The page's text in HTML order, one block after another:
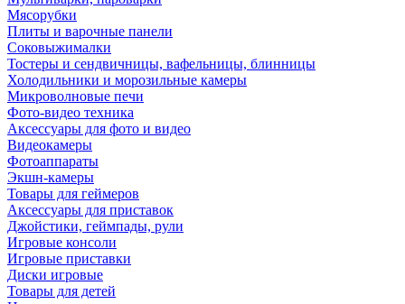
Мясорубки
Плиты и варочные панели
Соковыжималки
Тостеры и сендвичницы, вафельницы, блинницы
Холодильники и морозильные камеры
Микроволновые печи
Фото-видео техника
Аксессуары для фото и видео
Видеокамеры
Фотоаппараты
Экшн-камеры
Товары для геймеров
Аксессуары для приставок
Джойстики, геймпады, рули
Игровые консоли
Игровые приставки
Диски игровые
Товары для детей